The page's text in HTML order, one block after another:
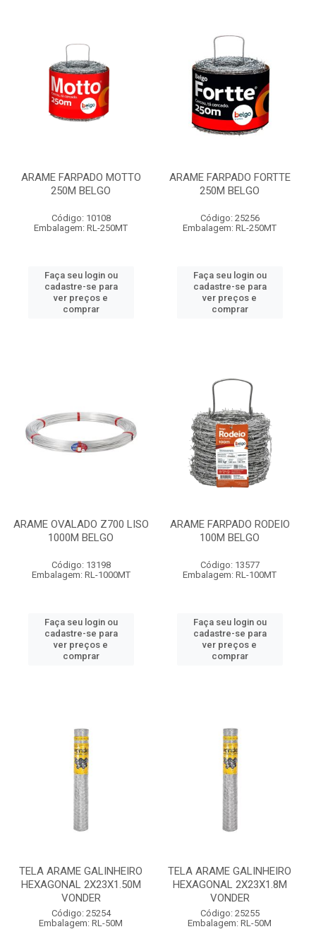
ARAME FARPADO MOTTO
250M BELGO
Código: 10108
Embalagem: RL-250MT
Faça seu login ou
cadastre-se para
ver preços e
comprar
ARAME FARPADO FORTTE
250M BELGO
Código: 25256
Embalagem: RL-250MT
Faça seu login ou
cadastre-se para
ver preços e
comprar
ARAME OVALADO Z700 LISO
1000M BELGO
Código: 13198
Embalagem: RL-1000MT
Faça seu login ou
cadastre-se para
ver preços e
comprar
ARAME FARPADO RODEIO
100M BELGO
Código: 13577
Embalagem: RL-100MT
Faça seu login ou
cadastre-se para
ver preços e
comprar
TELA ARAME GALINHEIRO
HEXAGONAL 2X23X1.50M
VONDER
Código: 25254
Embalagem: RL-50M
TELA ARAME GALINHEIRO
HEXAGONAL 2X23X1.8M
VONDER
Código: 25255
Embalagem: RL-50M